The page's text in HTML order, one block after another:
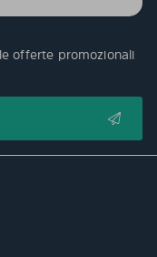
offerte promozionali